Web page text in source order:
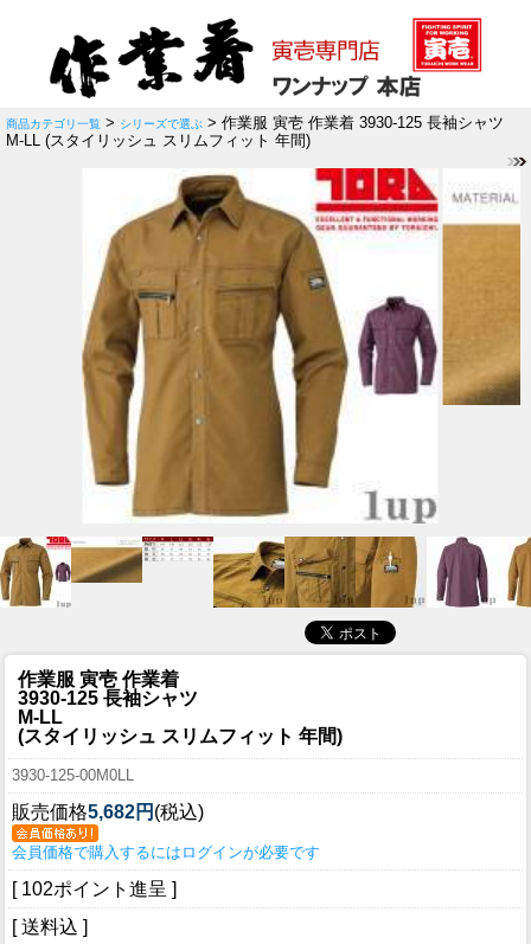
商品カテゴリ一覧 > シリーズで選ぶ > 作業服 寅壱 作業着 3930-125 長袖シャツ
M-LL (スタイリッシュ スリムフィット 年間)
作業服 寅壱 作業着
3930-125 長袖シャツ
M-LL
(スタイリッシュ スリムフィット 年間)
3930-125-00M0LL
販売価格5,682円 (税込)
会員価格で購入するにはログインが必要です
[ 102ポイント進呈 ]
[ 送料込 ]